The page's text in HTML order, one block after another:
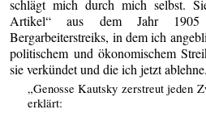
schlägt mich durch mich selbst.
Artikel“ aus dem Jahr
Bergarbeiterstreiks, in dem ich
politischem und ökonomischem
sie verkündet und die ich jetzt
„Genosse Kautsky zerstreut jeden
erklärt: